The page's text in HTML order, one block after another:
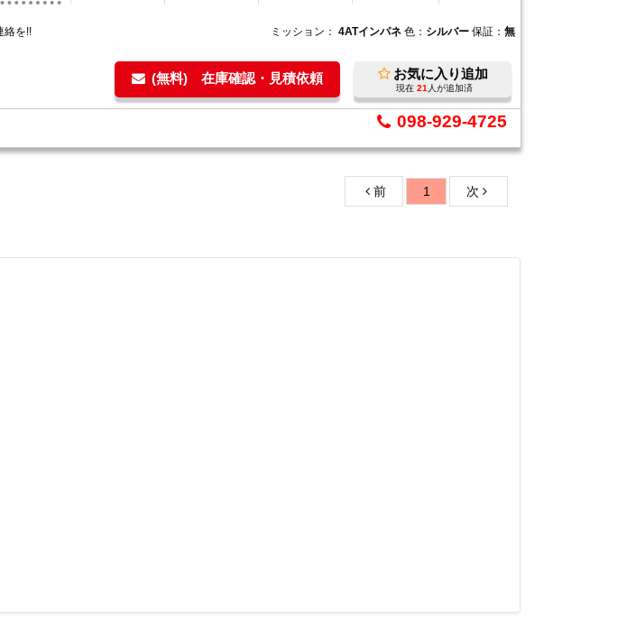
絡を!! ミッション： 4ATインパネ 色： シルバー 保証： 無
(無料) 在庫確認・見積依頼 お気に入り追加
現在 21 人が追加済
098-929-4725
前 1 次